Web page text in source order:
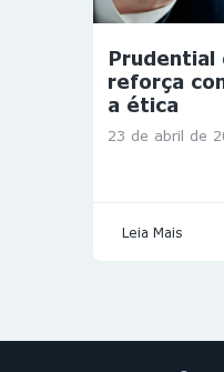
Prudential
reforça
a ética
23 de abril de
Leia Mais